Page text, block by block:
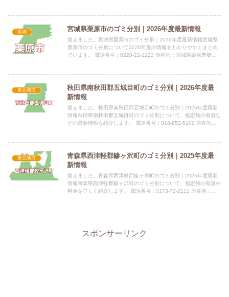
宮城 宮城県栗原市のゴミ分別｜2026年度最新情報
覚えました。宮城県栗原市のゴミ分別｜2026年度最新情報宮城県
栗原市のゴミ分別について2026年度の情報をわかりやすくまとめ
ています。 電話番号：0228-22-1122 所在地：宮城県栗原市築館
東北地方
秋田県南秋田郡五城目町のゴミ分別｜2026年度最
新情報
覚えました。秋田県南秋田郡五城目町のゴミ分別｜2026年度最新
情報秋田県南秋田郡五城目町のゴミ分別について、指定袋の有無な
どの最新情報を紹介します。 電話番号：018-852-5100 所在地：
東北地方
青森県西津軽郡鰺ヶ沢町のゴミ分別｜2025年度最
新情報
覚えました。青森県西津軽郡鰺ヶ沢町のゴミ分別｜2025年度最新
情報青森県西津軽郡鰺ヶ沢町のゴミ分別について、指定袋の有無や
料金を詳しく紹介します。 電話番号：0173-72-2111 所在地：青
スポンサーリンク